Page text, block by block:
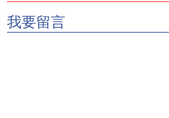
我要留言